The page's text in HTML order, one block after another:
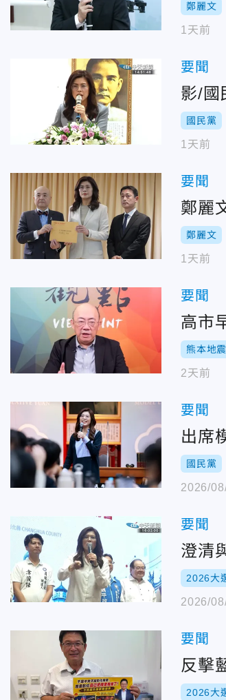
鄭麗文
1天前
要聞
影/國
國民黨
1天前
要聞
鄭麗
鄭麗文
1天前
要聞
高市
熊本地震
2天前
要聞
出席
國民黨
2026/
要聞
澄清
2026大
2026/
要聞
反擊
2026大